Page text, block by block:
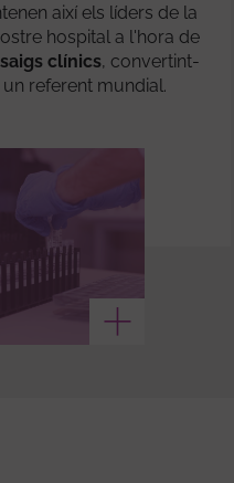
així els líders de la
hospital a l'hora de
clínics, convertint-
referent mundial.
més